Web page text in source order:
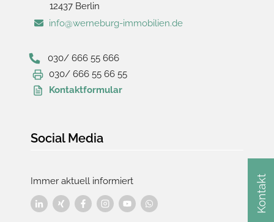
Kontakt
12437 Berlin
info@werneburg-immobilien.de
030/ 666 55 666
030/ 666 55 66 55
Kontaktformular
Social Media
Immer aktuell informiert